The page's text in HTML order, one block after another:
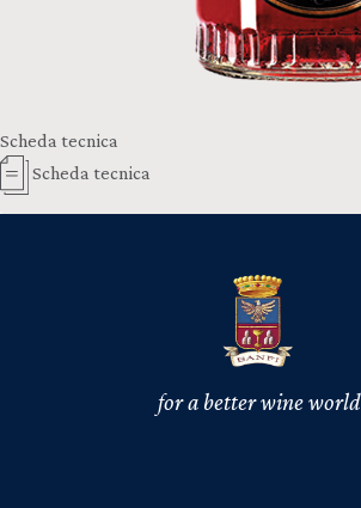
Scheda tecnica
Scheda tecnica
for a better wine world